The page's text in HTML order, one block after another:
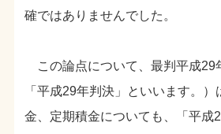
確ではありませんでした。
この論点について、最判平成29
「平成29年判決」といいます。
金、定期積金についても、「平成